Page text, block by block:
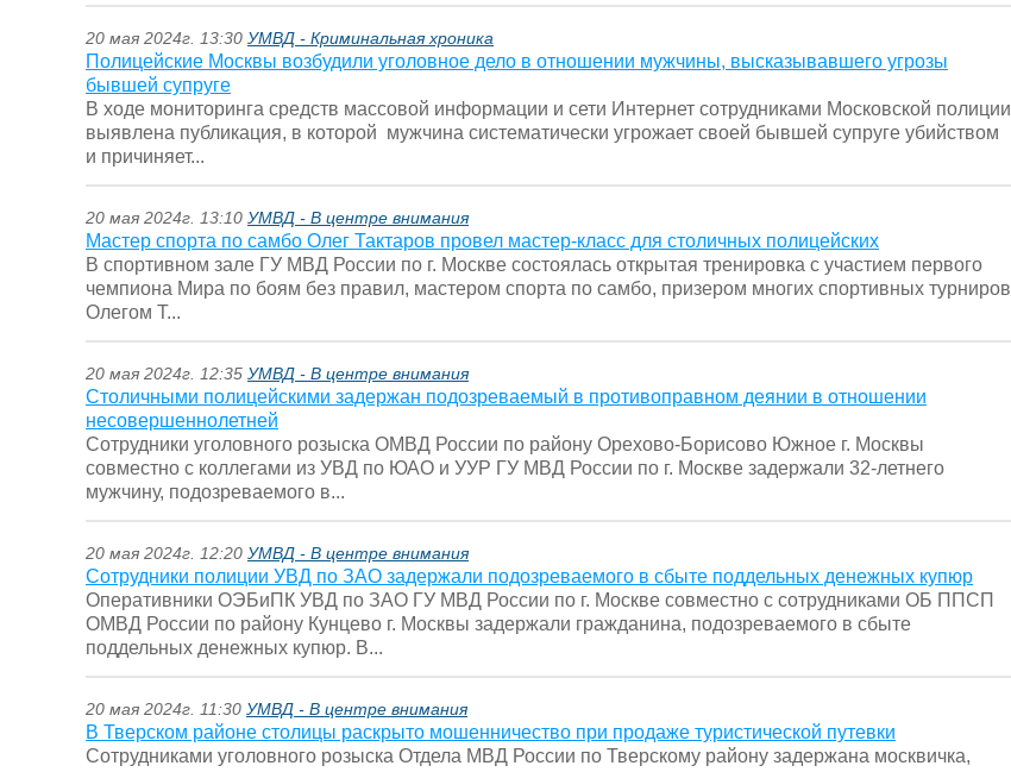
20 мая 2024г. 13:30 УМВД - Криминальная хроника
Полицейские Москвы возбудили уголовное дело в отношении мужчины, высказывавшего угрозы
бывшей супруге
В ходе мониторинга средств массовой информации и сети Интернет сотрудниками Московской полиции
выявлена публикация, в которой мужчина систематически угрожает своей бывшей супруге убийством
и причиняет...
20 мая 2024г. 13:10 УМВД - В центре внимания
Мастер спорта по самбо Олег Тактаров провел мастер-класс для столичных полицейских
В спортивном зале ГУ МВД России по г. Москве состоялась открытая тренировка с участием первого
чемпиона Мира по боям без правил, мастером спорта по самбо, призером многих спортивных турниров
Олегом Т...
20 мая 2024г. 12:35 УМВД - В центре внимания
Столичными полицейскими задержан подозреваемый в противоправном деянии в отношении
несовершеннолетней
Сотрудники уголовного розыска ОМВД России по району Орехово-Борисово Южное г. Москвы
совместно с коллегами из УВД по ЮАО и УУР ГУ МВД России по г. Москве задержали 32-летнего
мужчину, подозреваемого в...
20 мая 2024г. 12:20 УМВД - В центре внимания
Сотрудники полиции УВД по ЗАО задержали подозреваемого в сбыте поддельных денежных купюр
Оперативники ОЭБиПК УВД по ЗАО ГУ МВД России по г. Москве совместно с сотрудниками ОБ ППСП
ОМВД России по району Кунцево г. Москвы задержали гражданина, подозреваемого в сбыте
поддельных денежных купюр. В...
20 мая 2024г. 11:30 УМВД - В центре внимания
В Тверском районе столицы раскрыто мошенничество при продаже туристической путевки
Сотрудниками уголовного розыска Отдела МВД России по Тверскому району задержана москвичка,